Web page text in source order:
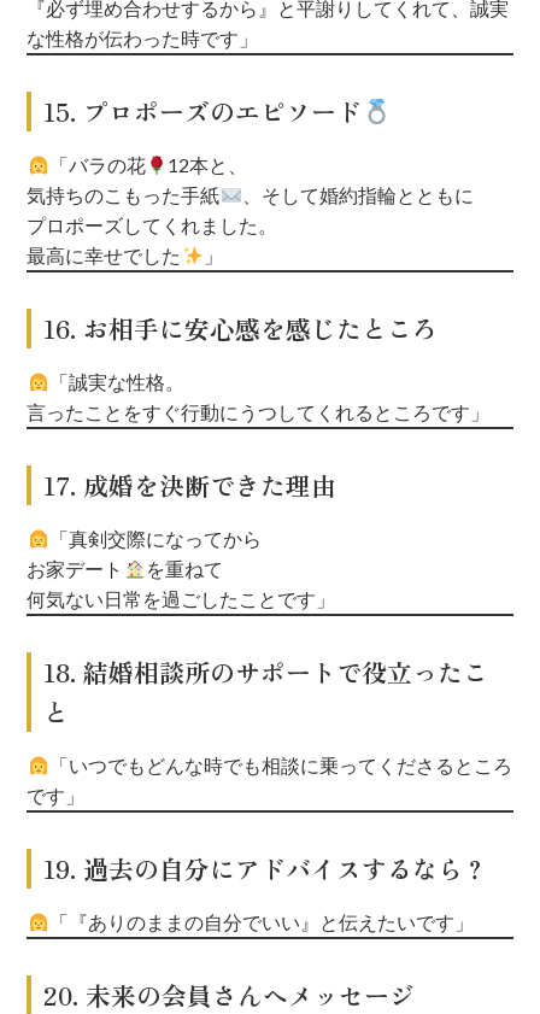
『必ず埋め合わせするから』と平謝りしてくれて、誠実
な性格が伝わった時です」
15. プロポーズのエピソード
「バラの花
12本と、
気持ちのこもった手紙
、そして婚約指輪とともに
プロポーズしてくれました。
最高に幸せでした
」
16. お相手に安心感を感じたところ
「誠実な性格。
言ったことをすぐ行動にうつしてくれるところです」
17. 成婚を決断できた理由
「真剣交際になってから
お家デート
を重ねて
何気ない日常を過ごしたことです」
18. 結婚相談所のサポートで役立ったこ
と
「いつでもどんな時でも相談に乗ってくださるところ
です」
19. 過去の自分にアドバイスするなら？
「『ありのままの自分でいい』と伝えたいです」
20. 未来の会員さんへメッセージ